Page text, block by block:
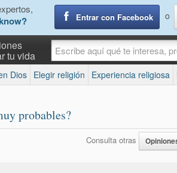
Entrar con Facebook o
tu vida
Dios Elegir religión Experiencia religiosa
probables?
Consulta otras